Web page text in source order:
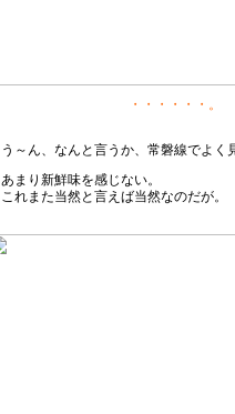
・・・・・・。
う～ん、なんと言うか、常磐線でよく
あまり新鮮味を感じない。
これまた当然と言えば当然なのだが。